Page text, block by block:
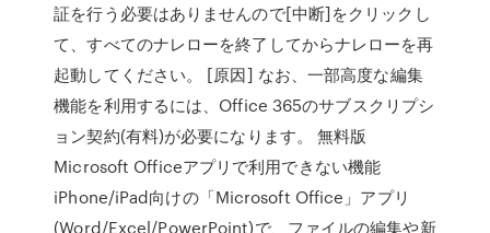
証を行う必要はありませんので[中断]をクリックし
て、すべてのナレローを終了してからナレローを再
起動してください。 [原因] なお、一部高度な編集
機能を利用するには、Office 365のサブスクリプシ
ョン契約(有料)が必要になります。 無料版
Microsoft Officeアプリで利用できない機能
iPhone/iPad向けの「Microsoft Office」アプリ
(Word/Excel/PowerPoint)で、ファイルの編集や新